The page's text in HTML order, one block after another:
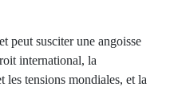
peut susciter une angoisse
international, la
les tensions mondiales, et la